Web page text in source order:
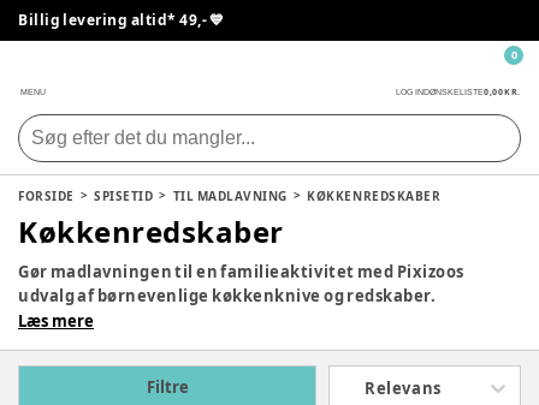
Billig levering altid* 49,- 💙
MENU LOG INDØNSKELISTE0,00 KR.
0
FORSIDE SPISETID TIL MADLAVNING KØKKENREDSKABER
Køkkenredskaber
Gør madlavningen til en familieaktivitet med Pixizoos
udvalg af børnevenlige køkkenknive og redskaber.
Sikkerhed og sjov går hånd i hånd for at inspirere unge
Læs mere
Filtre Relevans